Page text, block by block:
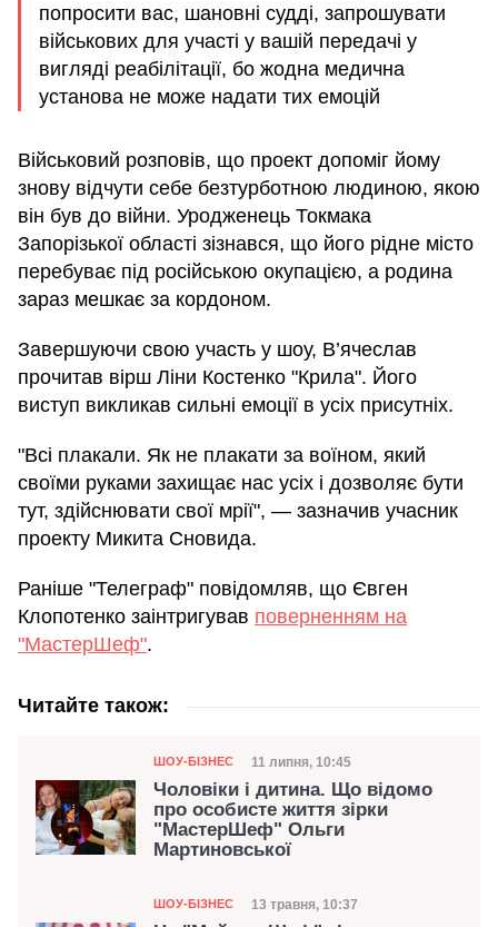
попросити вас, шановні судді, запрошувати
військових для участі у вашій передачі у
вигляді реабілітації, бо жодна медична
установа не може надати тих емоцій
Військовий розповів, що проект допоміг йому
знову відчути себе безтурботною людиною, якою
він був до війни. Уродженець Токмака
Запорізької області зізнався, що його рідне місто
перебуває під російською окупацією, а родина
зараз мешкає за кордоном.
Завершуючи свою участь у шоу, В’ячеслав
прочитав вірш Ліни Костенко "Крила". Його
виступ викликав сильні емоції в усіх присутніх.
"Всі плакали. Як не плакати за воїном, який
своїми руками захищає нас усіх і дозволяє бути
тут, здійснювати свої мрії", — зазначив учасник
проекту Микита Сновида.
Раніше "Телеграф" повідомляв, що Євген
Клопотенко заінтригував поверненням на
"МастерШеф".
Читайте також:
Категорія
ШОУ-БІЗНЕС Дата публікації
11 липня, 10:45
Чоловіки і дитина. Що відомо
про особисте життя зірки
"МастерШеф" Ольги
Мартиновської
Категорія
ШОУ-БІЗНЕС Дата публікації
13 травня, 10:37